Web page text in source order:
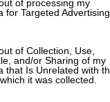
of processing my
for Targeted Advertising.
of Collection, Use,
and/or Sharing of my
that Is Unrelated with
it was collected.
ιστορία